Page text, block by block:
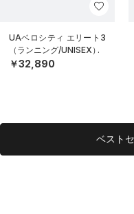
UAベロシティ エリート3
（ランニング/UNISEX）
￥32,890
ベスト